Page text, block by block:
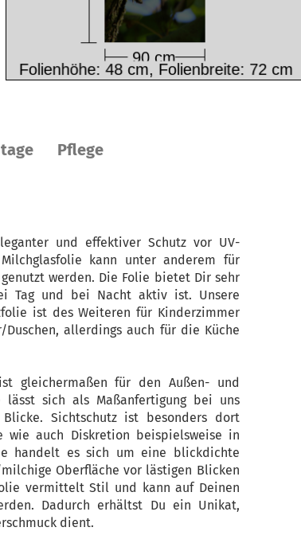
Pflege
und effektiver Schutz vor UV-
kann unter anderem für
werden. Die Folie bietet Dir sehr
Tag und bei Nacht aktiv ist. Unsere
ist des Weiteren für Kinderzimmer
allerdings auch für die Küche
gleichermaßen für den Außen- und
lässt sich als Maßanfertigung bei uns
Sichtschutz ist besonders dort
wie auch Diskretion beispielsweise in
handelt es sich um eine blickdichte
Oberfläche vor lästigen Blicken
vermittelt Stil und kann auf Deinen
Dadurch erhältst Du ein Unikat,
dient.